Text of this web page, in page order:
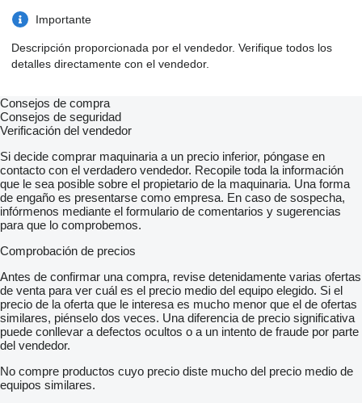
Importante
Descripción proporcionada por el vendedor. Verifique todos los
detalles directamente con el vendedor.
Consejos de compra
Consejos de seguridad
Verificación del vendedor
Si decide comprar maquinaria a un precio inferior, póngase en
contacto con el verdadero vendedor. Recopile toda la información
que le sea posible sobre el propietario de la maquinaria. Una forma
de engaño es presentarse como empresa. En caso de sospecha,
infórmenos mediante el formulario de comentarios y sugerencias
para que lo comprobemos.
Comprobación de precios
Antes de confirmar una compra, revise detenidamente varias ofertas
de venta para ver cuál es el precio medio del equipo elegido. Si el
precio de la oferta que le interesa es mucho menor que el de ofertas
similares, piénselo dos veces. Una diferencia de precio significativa
puede conllevar a defectos ocultos o a un intento de fraude por parte
del vendedor.
No compre productos cuyo precio diste mucho del precio medio de
equipos similares.